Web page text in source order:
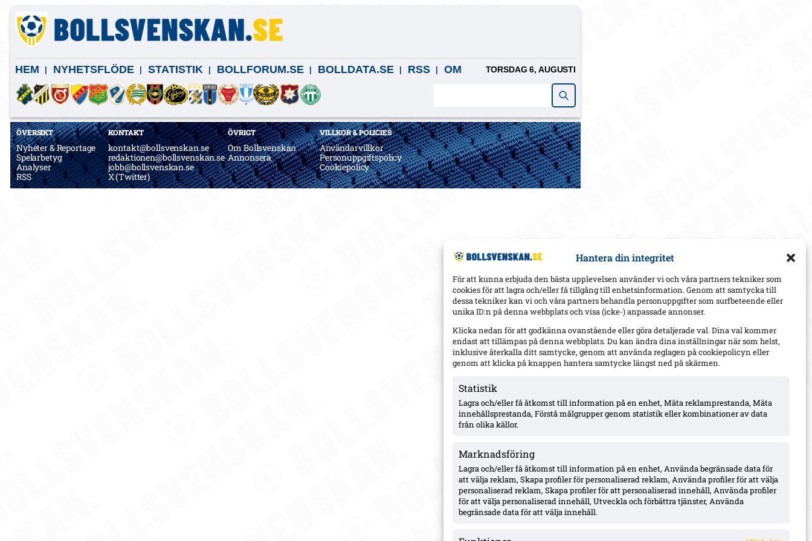
Hantera din integritet
För att kunna erbjuda den bästa upplevelsen använder vi och våra partners tekniker som
cookies för att lagra och/eller få tillgång till enhetsinformation. Genom att samtycka till
dessa tekniker kan vi och våra partners behandla personuppgifter som surfbeteende eller
unika ID:n på denna webbplats och visa (icke-) anpassade annonser.
Klicka nedan för att godkänna ovanstående eller göra detaljerade val. Dina val kommer
endast att tillämpas på denna webbplats. Du kan ändra dina inställningar när som helst,
inklusive återkalla ditt samtycke, genom att använda reglagen på cookiepolicyn eller
genom att klicka på knappen hantera samtycke längst ned på skärmen.
Statistik
Lagra och/eller få åtkomst till information på en enhet, Mäta reklamprestanda, Mäta
innehållsprestanda, Förstå målgrupper genom statistik eller kombinationer av data
från olika källor.
Marknadsföring
Lagra och/eller få åtkomst till information på en enhet, Använda begränsade data för
att välja reklam, Skapa profiler för personaliserad reklam, Använda profiler för att välja
personaliserad reklam, Skapa profiler för att personaliserad innehåll, Använda profiler
för att välja personaliserad innehåll, Utveckla och förbättra tjänster, Använda
begränsade data för att välja innehåll.
HEM NYHETSFLÖDE STATISTIK BOLLFORUM.SE BOLLDATA.SE RSS OM TORSDAG 6, AUGUSTI
ÖVERSIKT
Nyheter & Reportage
Spelarbetyg
Analyser
RSS
KONTAKT
kontakt@bollsvenskan.se
redaktionen@bollsvenskan.se
jobb@bollsvenskan.se
X (Twitter)
ÖVRIGT
Om Bollsvenskan
Annonsera
VILLKOR & POLICIES
Användarvillkor
Personuppgiftspolicy
Cookiepolicy